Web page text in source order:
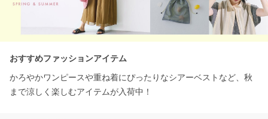
おすすめファッションアイテム
かろやかワンピースや重ね着にぴったりなシアーベストなど、秋
まで涼しく楽しむアイテムが入荷中！